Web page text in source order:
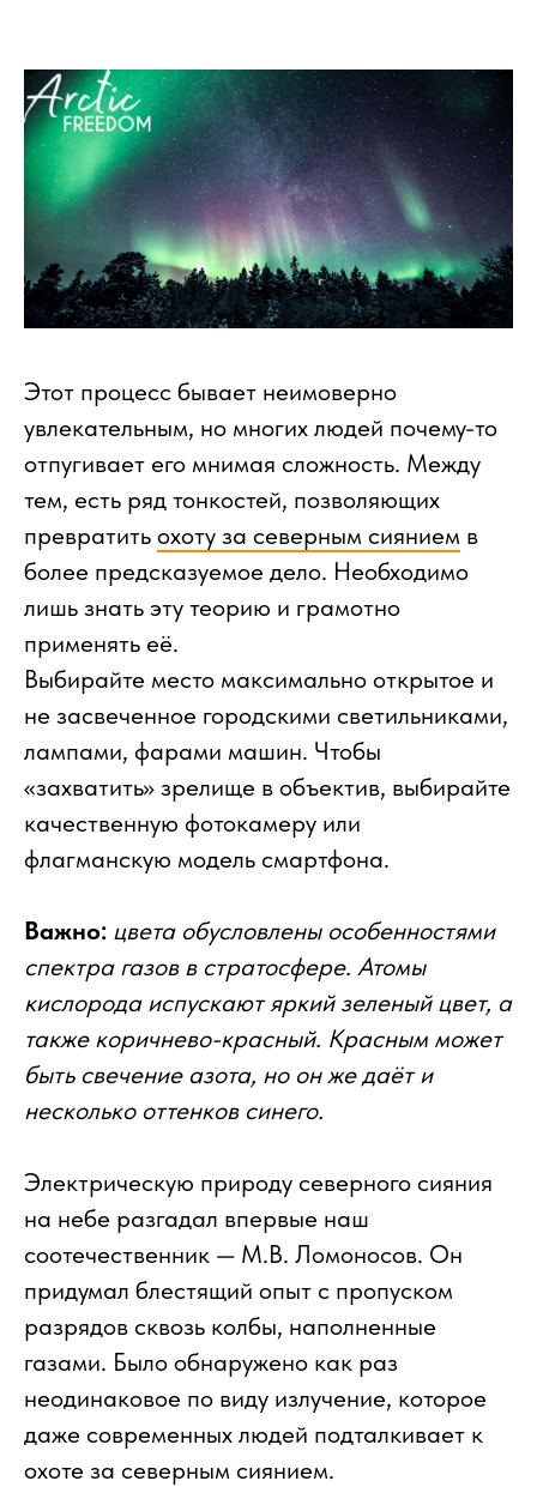
Этот процесс бывает неимоверно
увлекательным, но многих людей почему-то
отпугивает его мнимая сложность. Между
тем, есть ряд тонкостей, позволяющих
превратить охоту за северным сиянием в
более предсказуемое дело. Необходимо
лишь знать эту теорию и грамотно
применять её.
Выбирайте место максимально открытое и
не засвеченное городскими светильниками,
лампами, фарами машин. Чтобы
«захватить» зрелище в объектив, выбирайте
качественную фотокамеру или
флагманскую модель смартфона.
Важно: цвета обусловлены особенностями
спектра газов в стратосфере. Атомы
кислорода испускают яркий зеленый цвет, а
также коричнево-красный. Красным может
быть свечение азота, но он же даёт и
несколько оттенков синего.
Электрическую природу северного сияния
на небе разгадал впервые наш
соотечественник — М.В. Ломоносов. Он
придумал блестящий опыт с пропуском
разрядов сквозь колбы, наполненные
газами. Было обнаружено как раз
неодинаковое по виду излучение, которое
даже современных людей подталкивает к
охоте за северным сиянием.